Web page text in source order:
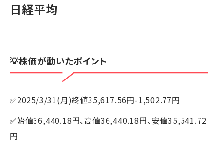
日経平均
💡株価が動いたポイント
✅2025/3/31(月)終値35,617.56円-1,502.77円
✅始値36,440.18円、高値36,440.18円、安値35,541.72
円